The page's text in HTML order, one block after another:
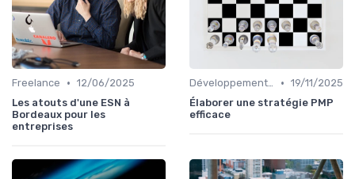
Freelance • 12/06/2025
Les atouts d'une ESN à
Bordeaux pour les
entreprises
Développement personnel • 19/11/2025
Élaborer une stratégie PMP
efficace